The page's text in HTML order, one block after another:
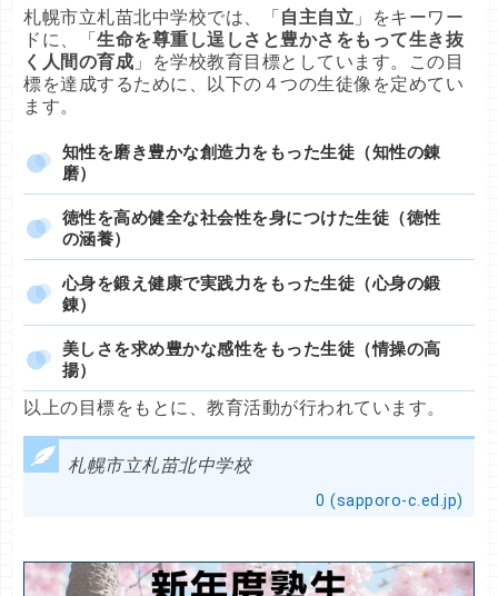
札幌市立札苗北中学校では、「自主自立 」をキーワー
ドに、「生命を尊重し逞しさと豊かさをもって生き抜
く人間の育成 」を学校教育目標としています。この目
標を達成するために、以下の４つの生徒像を定めてい
ます。
知性を磨き豊かな創造力をもった生徒（知性の錬
磨）
徳性を高め健全な社会性を身につけた生徒（徳性
の涵養）
心身を鍛え健康で実践力をもった生徒（心身の鍛
錬）
美しさを求め豊かな感性をもった生徒（情操の高
揚）
以上の目標をもとに、教育活動が行われています。
札幌市立札苗北中学校
0 (sapporo-c.ed.jp)